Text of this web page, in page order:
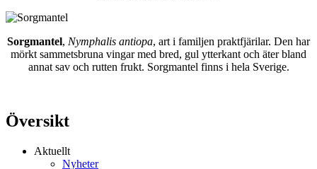
Sorgmantel, Nymphalis antiopa, art i familjen praktfjärilar. Den har
mörkt sammetsbruna vingar med bred, gul ytterkant och äter bland
annat sav och rutten frukt. Sorgmantel finns i hela Sverige.
Översikt
Aktuellt
Nyheter